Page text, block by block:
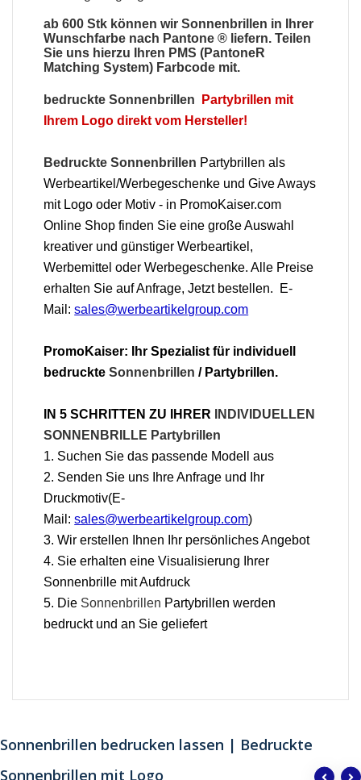
ab 600 Stk können wirSonnenbrillen in Ihrer
Wunschfarbe nach Pantone ® liefern. Teilen
Sie uns hierzu Ihren PMS (PantoneR
Matching System) Farbcode mit.
bedruckte Sonnenbrillen Partybrillen mit
Ihrem Logo direkt vom Hersteller!
Bedruckte Sonnenbrillen Partybrillen als
Werbeartikel/Werbegeschenke und Give Aways
mit Logo oder Motiv - in PromoKaiser.com
Online Shop finden Sie eine große Auswahl
kreativer und günstiger Werbeartikel,
Werbemittel oder Werbegeschenke. Alle Preise
erhalten Sie auf Anfrage, Jetzt bestellen. E-
Mail:sales@werbeartikelgroup.com
PromoKaiser: Ihr Spezialist für individuell
bedruckteSonnenbrillen / Partybrillen.
IN 5 SCHRITTEN ZU IHRER
INDIVIDUELLEN
SONNENBRILLE Partybrillen
1. Suchen Sie das passende Modell aus
2. Senden Sie uns Ihre Anfrage und Ihr
Druckmotiv(E-
Mail:sales@werbeartikelgroup.com)
3. Wir erstellen Ihnen Ihr persönliches Angebot
4. Sie erhalten eine Visualisierung Ihrer
Sonnenbrille mit Aufdruck
5. Die Sonnenbrillen Partybrillen werden
bedruckt und an Sie geliefert
Sonnenbrillen bedrucken lassen | Bedruckte
Sonnenbrillen mit Logo